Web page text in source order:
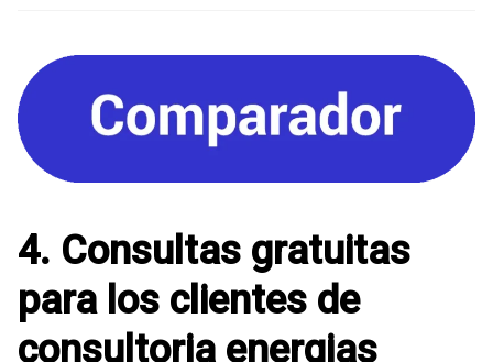
4. Consultas gratuitas
para los clientes de
consultoria energias